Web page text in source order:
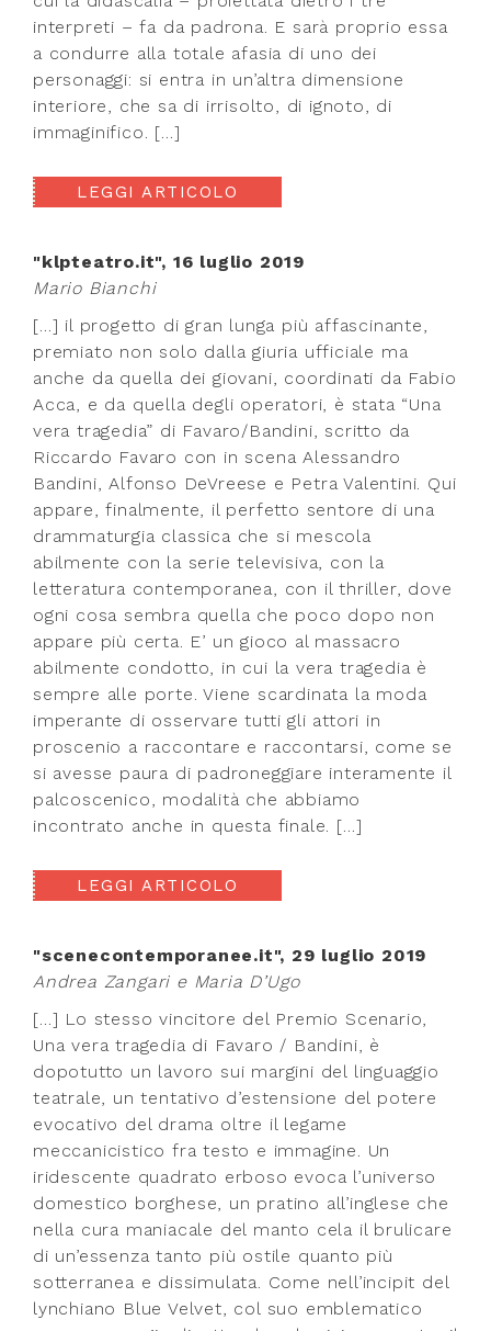
interpreti – fa da padrona. E sarà proprio essa
a condurre alla totale afasia di uno dei
personaggi: si entra in un’altra dimensione
interiore, che sa di irrisolto, di ignoto, di
immaginifico. […]
LEGGI ARTICOLO
"klpteatro.it", 16 luglio 2019
Mario Bianchi
[…] il progetto di gran lunga più affascinante,
premiato non solo dalla giuria ufficiale ma
anche da quella dei giovani, coordinati da Fabio
Acca, e da quella degli operatori, è stata “Una
vera tragedia” di Favaro/Bandini, scritto da
Riccardo Favaro con in scena Alessandro
Bandini, Alfonso DeVreese e Petra Valentini. Qui
appare, finalmente, il perfetto sentore di una
drammaturgia classica che si mescola
abilmente con la serie televisiva, con la
letteratura contemporanea, con il thriller, dove
ogni cosa sembra quella che poco dopo non
appare più certa. E’ un gioco al massacro
abilmente condotto, in cui la vera tragedia è
sempre alle porte. Viene scardinata la moda
imperante di osservare tutti gli attori in
proscenio a raccontare e raccontarsi, come se
si avesse paura di padroneggiare interamente il
palcoscenico, modalità che abbiamo
incontrato anche in questa finale. […]
LEGGI ARTICOLO
"scenecontemporanee.it", 29 luglio 2019
Andrea Zangari e Maria D’Ugo
[…] Lo stesso vincitore del Premio Scenario,
Una vera tragedia di Favaro / Bandini, è
dopotutto un lavoro sui margini del linguaggio
teatrale, un tentativo d’estensione del potere
evocativo del drama oltre il legame
meccanicistico fra testo e immagine. Un
iridescente quadrato erboso evoca l’universo
domestico borghese, un pratino all’inglese che
nella cura maniacale del manto cela il brulicare
di un’essenza tanto più ostile quanto più
sotterranea e dissimulata. Come nell’incipit del
lynchiano Blue Velvet, col suo emblematico